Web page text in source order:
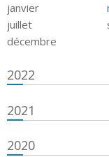
janvier
juillet
décembre
2022
2021
2020